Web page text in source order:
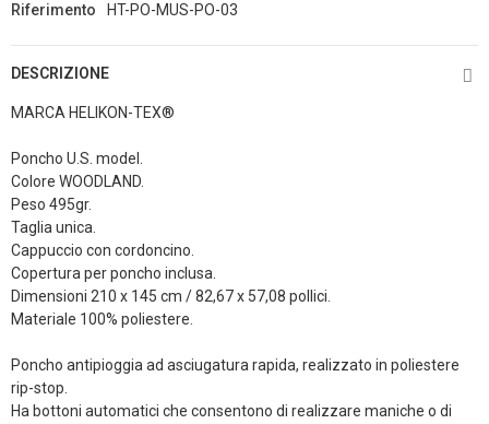
Riferimento
HT-PO-MUS-PO-03
DESCRIZIONE
MARCA HELIKON-TEX®
Poncho U.S. model.
Colore WOODLAND.
Peso 495gr.
Taglia unica.
Cappuccio con cordoncino.
Copertura per poncho inclusa.
Dimensioni 210 x 145 cm / 82,67 x 57,08 pollici.
Materiale 100% poliestere.
Poncho antipioggia ad asciugatura rapida, realizzato in poliestere
rip-stop.
Ha bottoni automatici che consentono di realizzare maniche o di